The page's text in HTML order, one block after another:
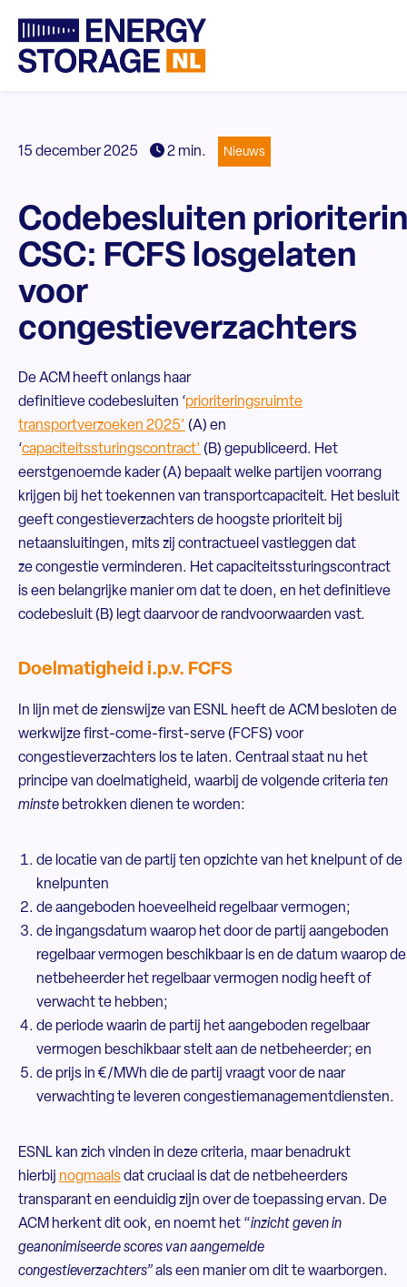
15 december 2025 2 min. Nieuws
Codebesluiten
CSC: FCFS losgelaten
voor
congestieverzachters
De ACM heeft onlangs haar
definitieve codebesluiten ‘prioriteringsruimte
transportverzoeken 2025’ (A) en
‘capaciteitssturingscontract’ (B) gepubliceerd. Het
eerstgenoemde kader (A) bepaalt welke partijen voorrang
krijgen bij het toekennen van transportcapaciteit. Het besluit
geeft congestieverzachters de hoogste prioriteit bij
netaansluitingen, mits zij contractueel vastleggen dat
ze congestie verminderen. Het capaciteitssturingscontract
is een belangrijke manier om dat te doen, en het definitieve
codebesluit (B) legt daarvoor de randvoorwaarden vast.
Doelmatigheid i.p.v. FCFS
In lijn met de zienswijze van ESNL heeft de ACM besloten de
werkwijze first-come-first-serve (FCFS) voor
congestieverzachters los te laten. Centraal staat nu het
principe van doelmatigheid, waarbij de volgende criteriaten
minste betrokken dienen te worden:
de locatie van de partij ten opzichte van het knelpunt of de
knelpunten
de aangeboden hoeveelheid regelbaar vermogen;
de ingangsdatum waarop het door de partij aangeboden
regelbaar vermogen beschikbaar is en de datum waarop de
netbeheerder het regelbaar vermogen nodig heeft of
verwacht te hebben;
de periode waarin de partij het aangeboden regelbaar
vermogen beschikbaar stelt aan de netbeheerder; en
de prijs in €/MWh die de partij vraagt voor de naar
verwachting te leveren congestiemanagementdiensten.
ESNL kan zich vinden in deze criteria, maar benadrukt
hierbij nogmaalsdat cruciaal is dat de netbeheerders
transparant en eenduidig zijn over de toepassing ervan. De
ACM herkent dit ook, en noemt het “inzicht geven in
geanonimiseerde scores van aangemelde
congestieverzachters”als een manier om dit te waarborgen.